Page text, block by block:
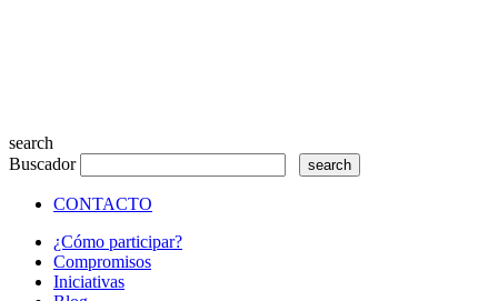
search
Buscador
CONTACTO
¿Cómo participar?
Compromisos
Iniciativas